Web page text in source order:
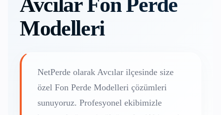
Modelleri
NetPerde olarak Avcılar ilçesinde size
özel Fon Perde Modelleri çözümleri
sunuyoruz. Profesyonel ekibimizle